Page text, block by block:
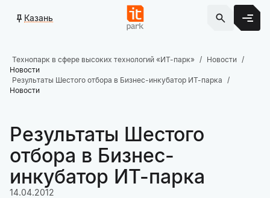
Казань
Технопарк в сфере высоких технологий «ИТ-парк»
Новости
Новости
Результаты Шестого отбора в Бизнес-инкубатор ИТ-парка
Новости
Результаты Шестого
отбора в Бизнес-
инкубатор ИТ-парка
14.04.2012